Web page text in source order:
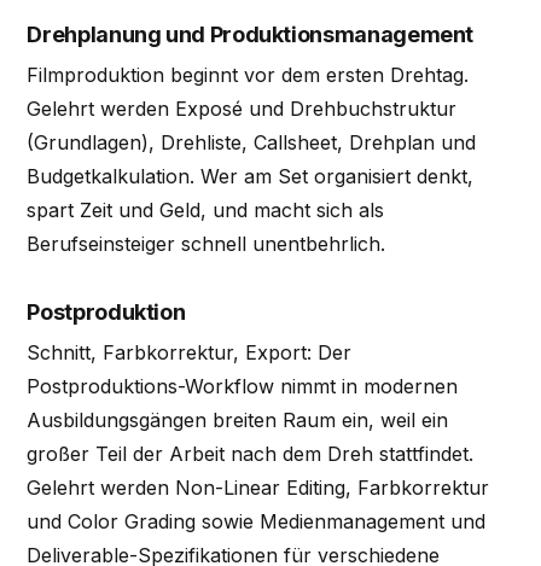
Drehplanung und Produktionsmanagement
Filmproduktion beginnt vor dem ersten Drehtag.
Gelehrt werden Exposé und Drehbuchstruktur
(Grundlagen), Drehliste, Callsheet, Drehplan und
Budgetkalkulation. Wer am Set organisiert denkt,
spart Zeit und Geld, und macht sich als
Berufseinsteiger schnell unentbehrlich.
Postproduktion
Schnitt, Farbkorrektur, Export: Der
Postproduktions-Workflow nimmt in modernen
Ausbildungsgängen breiten Raum ein, weil ein
großer Teil der Arbeit nach dem Dreh stattfindet.
Gelehrt werden Non-Linear Editing, Farbkorrektur
und Color Grading sowie Medienmanagement und
Deliverable-Spezifikationen für verschiedene